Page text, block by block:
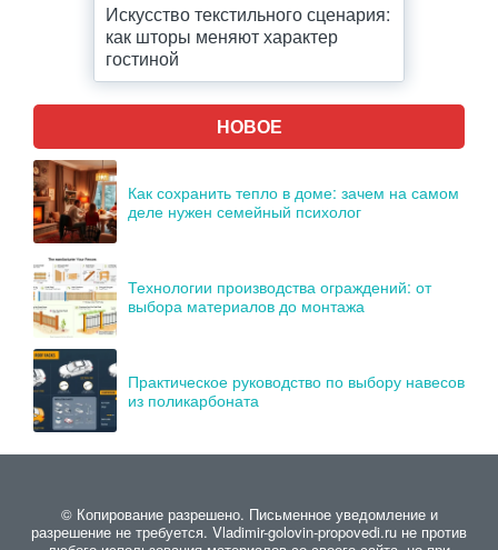
Искусство текстильного сценария:
как шторы меняют характер
гостиной
НОВОЕ
Как сохранить тепло в доме: зачем на самом
деле нужен семейный психолог
Технологии производства ограждений: от
выбора материалов до монтажа
Практическое руководство по выбору навесов
из поликарбоната
© Копирование разрешено. Письменное уведомление и
разрешение не требуется. Vladimir-golovin-propovedi.ru не против